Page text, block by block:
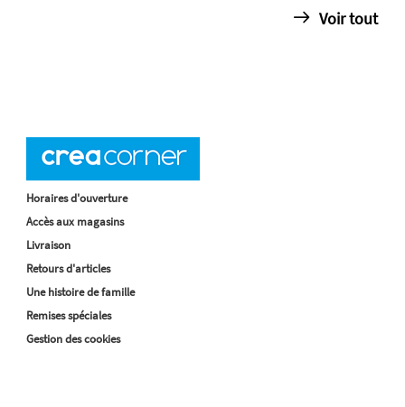
Voir tout
Horaires d'ouverture
Accès aux magasins
Livraison
Retours d'articles
Une histoire de famille
Remises spéciales
Gestion des cookies